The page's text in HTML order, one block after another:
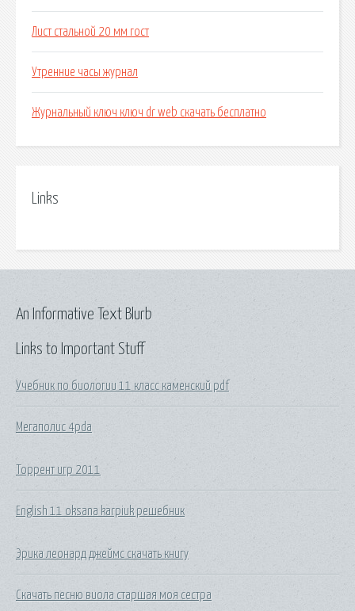
Лист стальной 20 мм гост
Утренние часы журнал
Журнальный ключ ключ dr web скачать бесплатно
Links
Links to Important Stuff
Учебник по биологии 11 класс каменский pdf
Мегаполис 4pda
Торрент игр 2011
English 11 oksana karpiuk решебник
Эрика леонард джеймс скачать книгу
Скачать песню виола старшая моя сестра
An Informative Text Blurb